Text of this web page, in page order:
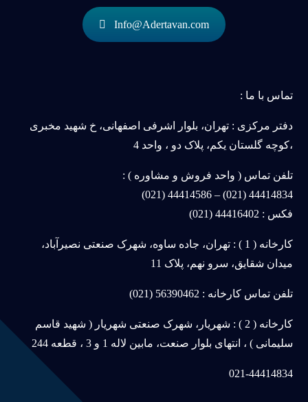
Info@Adertavan.com
تماس با ما :
دفتر مرکزی : تهران، بلوار اشرفی اصفهانی، خ شهید مخبری
،کوچه گلستان یکم، پلاک دو ، واحد 4
تلفن تماس ( واحد فروش و مشاوره ) :
44414834 (021) – 44414586 (021)
فکس : 44416402 (021)
کارخانه ( 1 ) : تهران، جاده ساوه، شهرک صنعتی نصیرآباد،
میدان شقایق، سرو نهم، پلاک 11
تلفن تماس کارخانه : 56390462 (021)
کارخانه ( 2 ) : شهریار، شهرک صنعتی شهریار ( شهید قاسم
سلیمانی ) ، انتهای بلوار صنعت، مابین لاله 1 و 3 ، قطعه 244
021-44414834